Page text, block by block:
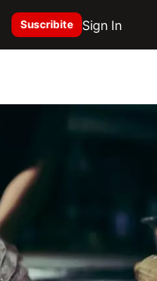
Suscribite Sign In